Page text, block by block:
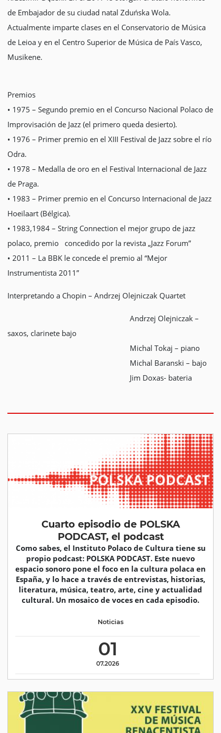
de Embajador de su ciudad natal Zduńska Wola.
Actualmente imparte clases en el Conservatorio de Música
de Leioa y en el Centro Superior de Música de País Vasco,
Musikene.
Premios
• 1975 – Segundo premio en el Concurso Nacional Polaco de
Improvisación de Jazz (el primero queda desierto).
• 1976 – Primer premio en el XIII Festival de Jazz sobre el río
Odra.
• 1978 – Medalla de oro en el Festival Internacional de Jazz
de Praga.
• 1983 – Primer premio en el Concurso Internacional de Jazz
Hoeilaart (Bélgica).
• 1983,1984 – String Connection el mejor grupo de jazz
polaco, premio concedido por la revista „Jazz Forum”
• 2011 – La BBK le concede el premio al “Mejor
Instrumentista 2011”
Interpretando a Chopin – Andrzej Olejniczak Quartet
Andrzej Olejniczak –
saxos, clarinete bajo
Michal Tokaj – piano
Michal Baranski – bajo
Jim Doxas- bateria
Cuarto episodio de POLSKA
PODCAST, el podcast
Como sabes, el Instituto Polaco de Cultura tiene su
propio podcast: POLSKA PODCAST. Este nuevo
espacio sonoro pone el foco en la cultura polaca en
España, y lo hace a través de entrevistas, historias,
literatura, música, teatro, arte, cine y actualidad
cultural. Un mosaico de voces en cada episodio.
01
07.2026
Noticias